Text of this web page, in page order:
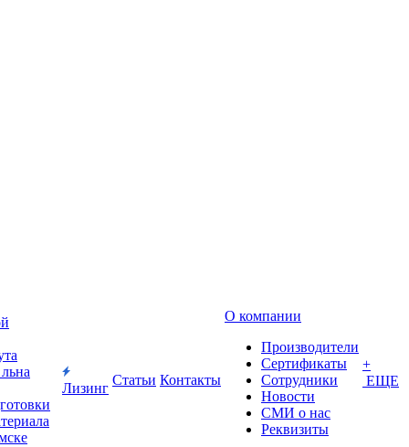
Лизинг
Статьи Контакты
О компании
Производители
Сертификаты
Сотрудники
Новости
СМИ о нас
Реквизиты
+
ЕЩЕ